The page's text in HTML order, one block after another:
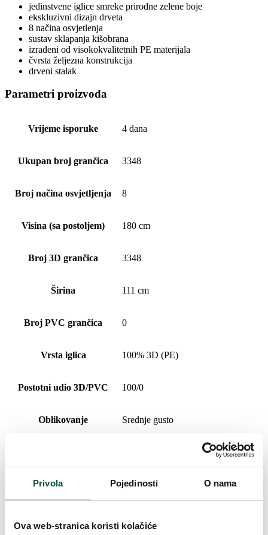
Privola Pojedinosti O nama
Ova web-stranica koristi kolačiće
jedinstvene iglice smreke prirodne zelene boje
ekskluzivni dizajn drveta
8 načina osvjetlenja
sustav sklapanja kišobrana
izrađeni od visokokvalitetnih PE materijala
čvrsta željezna konstrukcija
drveni stalak
Parametri proizvoda
Vrijeme isporuke 4 dana
Ukupan broj grančica 3348
Broj načina osvjetljenja 8
Visina (sa postoljem) 180 cm
Broj 3D grančica 3348
Širina 111 cm
Broj PVC grančica 0
Vrsta iglica 100% 3D (PE)
Postotni udio 3D/PVC 100/0
Oblikovanje Srednje gusto
Duljina vrha 20cm